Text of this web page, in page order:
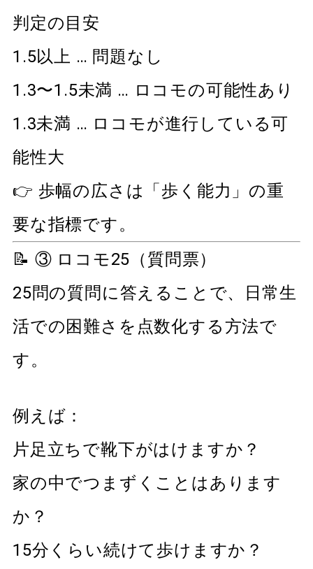
判定の目安
1.5以上 … 問題なし
1.3〜1.5未満 … ロコモの可能性あり
1.3未満 … ロコモが進行している可
能性大
👉 歩幅の広さは「歩く能力」の重
要な指標です。
📝 ③ ロコモ25（質問票）
25問の質問に答えることで、日常生
活での困難さを点数化する方法で
す。
例えば：
片足立ちで靴下がはけますか？
家の中でつまずくことはあります
か？
15分くらい続けて歩けますか？